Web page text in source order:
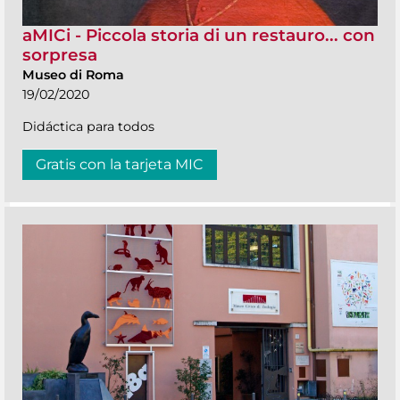
aMICi - Piccola storia di un restauro... con
sorpresa
Museo di Roma
19/02/2020
Didáctica para todos
Gratis con la tarjeta MIC